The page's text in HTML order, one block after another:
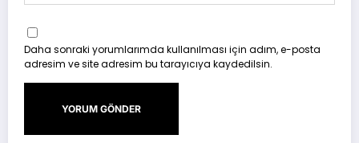
Daha sonraki yorumlarımda kullanılması için adım, e-posta
adresim ve site adresim bu tarayıcıya kaydedilsin.